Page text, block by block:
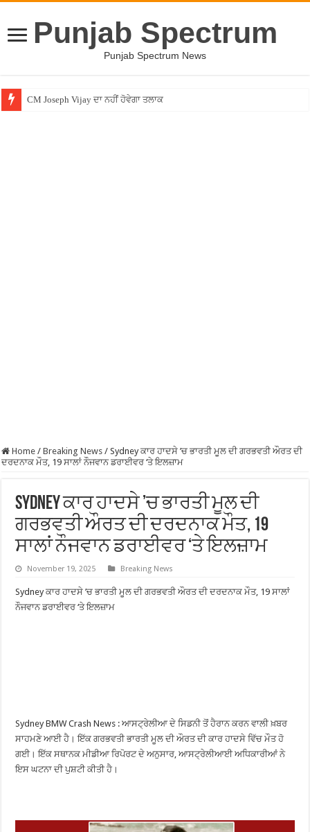
Punjab Spectrum
Punjab Spectrum News
CM Joseph Vijay ਦਾ ਨਹੀਂ ਹੋਵੇਗਾ ਤਲਾਕ
Home / Breaking News / Sydney ਕਾਰ ਹਾਦਸੇ ’ਚ ਭਾਰਤੀ ਮੂਲ ਦੀ ਗਰਭਵਤੀ ਔਰਤ ਦੀ
ਦਰਦਨਾਕ ਮੌਤ, 19 ਸਾਲਾਂ ਨੌਜਵਾਨ ਡਰਾਈਵਰ ‘ਤੇ ਇਲਜ਼ਾਮ
Sydney ਕਾਰ ਹਾਦਸੇ ’ਚ ਭਾਰਤੀ ਮੂਲ ਦੀ
ਗਰਭਵਤੀ ਔਰਤ ਦੀ ਦਰਦਨਾਕ ਮੌਤ, 19
ਸਾਲਾਂ ਨੌਜਵਾਨ ਡਰਾਈਵਰ ‘ਤੇ ਇਲਜ਼ਾਮ
November 19, 2025 Breaking News
Sydney ਕਾਰ ਹਾਦਸੇ ’ਚ ਭਾਰਤੀ ਮੂਲ ਦੀ ਗਰਭਵਤੀ ਔਰਤ ਦੀ ਦਰਦਨਾਕ ਮੌਤ, 19 ਸਾਲਾਂ
ਨੌਜਵਾਨ ਡਰਾਈਵਰ ‘ਤੇ ਇਲਜ਼ਾਮ
Sydney BMW Crash News : ਆਸਟ੍ਰੇਲੀਆ ਦੇ ਸਿਡਨੀ ਤੋਂ ਹੈਰਾਨ ਕਰਨ ਵਾਲੀ ਖ਼ਬਰ
ਸਾਹਮਣੇ ਆਈ ਹੈ। ਇੱਕ ਗਰਭਵਤੀ ਭਾਰਤੀ ਮੂਲ ਦੀ ਔਰਤ ਦੀ ਕਾਰ ਹਾਦਸੇ ਵਿੱਚ ਮੌਤ ਹੋ
ਗਈ। ਇੱਕ ਸਥਾਨਕ ਮੀਡੀਆ ਰਿਪੋਰਟ ਦੇ ਅਨੁਸਾਰ, ਆਸਟ੍ਰੇਲੀਆਈ ਅਧਿਕਾਰੀਆਂ ਨੇ
ਇਸ ਘਟਨਾ ਦੀ ਪੁਸ਼ਟੀ ਕੀਤੀ ਹੈ।